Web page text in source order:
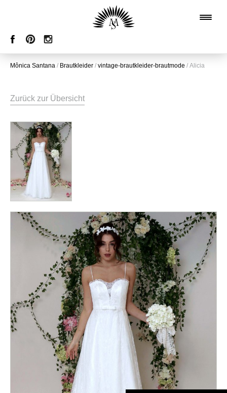
Mônica Santana / Brautkleider / vintage-brautkleider-brautmode / Alicia
Zurück zur Übersicht